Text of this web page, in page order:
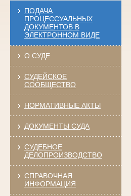
ПОДАЧА
ПРОЦЕССУАЛЬНЫХ
ДОКУМЕНТОВ В
ЭЛЕКТРОННОМ ВИДЕ
О СУДЕ
СУДЕЙСКОЕ
СООБЩЕСТВО
НОРМАТИВНЫЕ АКТЫ
ДОКУМЕНТЫ СУДА
СУДЕБНОЕ
ДЕЛОПРОИЗВОДСТВО
СПРАВОЧНАЯ
ИНФОРМАЦИЯ